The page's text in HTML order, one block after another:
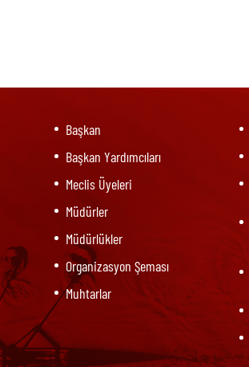
Başkan
Başkan Yardımcıları
Meclis Üyeleri
Müdürler
Müdürlükler
Organizasyon Şeması
Muhtarlar